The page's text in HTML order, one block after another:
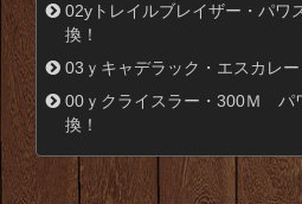
02yトレイルブレイザー・パワ
換！
03ｙキャデラック・エスカレー
00ｙクライスラー・300Ｍ パ
換！